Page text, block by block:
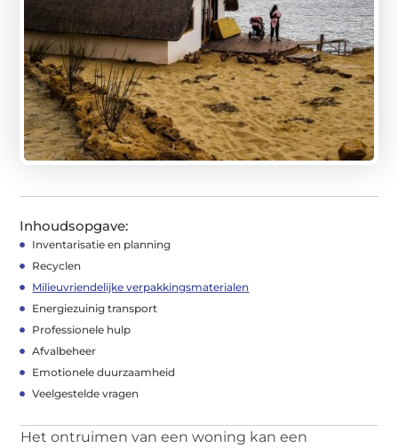
Inhoudsopgave:
Inventarisatie en planning
Recyclen
Milieuvriendelijke verpakkingsmaterialen
Energiezuinig transport
Professionele hulp
Afvalbeheer
Emotionele duurzaamheid
Veelgestelde vragen
Het ontruimen van een woning kan een